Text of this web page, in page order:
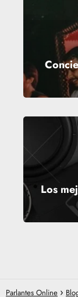
Los
Parlantes Online